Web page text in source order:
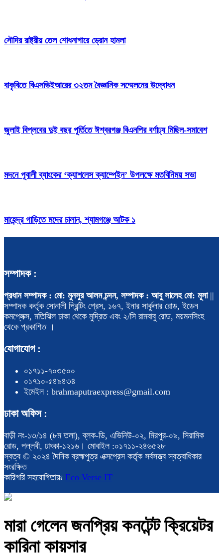
সৌদির রাষ্ট্রীয় তেল শোধনাগারে ড্রোন হামলা
বাকৃবিতে বিএসভিইআরের ৩২তম বৈজ্ঞানিক সম্মেলনের উদ্বোধন
জুলাই বিপ্লবের দুই বছর পূর্তিতে ঈশ্বরগঞ্জ বিএনপির বর্ণাঢ্য মিছিল-সমাবেশ
মদনে পূবালী ব্যাংকের ‘ক্যাশলেস ক্যাম্পেইন’ উপলক্ষে মতবিনিময় সভা
মাহেন্দ্র গাড়িতে মদের চালান, শ্যামগঞ্জে আটক ১
সম্পাদক :
প্রধান সম্পাদক : মো: মুনসুর আলম চন্দন, সম্পাদক : আবু সালেহ মো: মূসা||
সম্পাদক কর্তৃক সোনালী প্রিন্টিং প্রেস, ১৬৭, ইনার সার্কুলার রোড, ইডেন
কমপ্লেক্স, মতিঝিল ঢাকা থেকে মুদ্রিত এবং ২/সি রামবাবু রোড, ময়মনসিংহ
থেকে প্রকাশিত ।
যোগাযোগ :
০১৭১১-৭০৩৫০০
০১৭১০-৫৪৯৪৩৪
ইমেইল : brahmaputraexpress@gmail.com
ঢাকা অফিস :
বাড়ী নং-১৩/১৪ (৮ম তলা), ব্লক-ডি, এভিনিউ-০২, মিরপুর-০৯, সিরামিক
রোড, পল্লবী, ঢাৎকা-১২১৬। মোবাইল :০১৭১১-২৪৬৫২৮
স্বত্ব © ২০২৪ দৈনিক ব্রহ্মপুত্র এক্সপ্রেস কর্তৃক সর্বসত্ত্ব স্বত্বাধিকার
সংরক্ষিত
কারিগরি সহযোগিতায়ঃ Eco Verse IT
মারা গেলেন জনপ্রিয় কনটেন্ট ক্রিয়েটর
কারিনা কায়সার